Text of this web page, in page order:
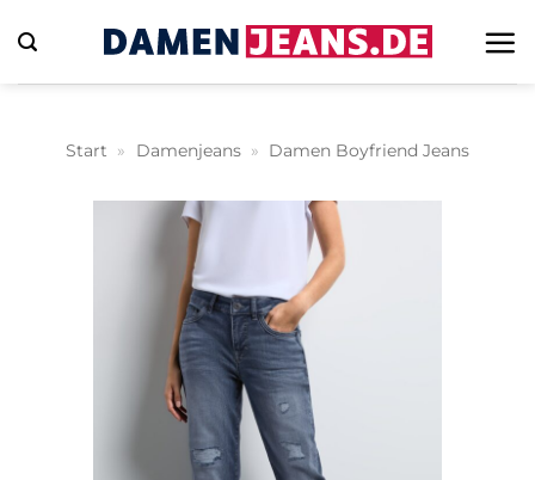
Inhalt
springen
Start » Damenjeans » Damen Boyfriend Jeans